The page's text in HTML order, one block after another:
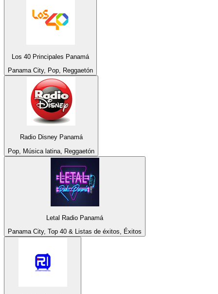
Los 40 Principales Panamá
Panama City, Pop, Reggaetón
Radio Disney Panamá
Pop, Música latina, Reggaetón
Letal Radio Panamá
Panama City, Top 40 & Listas de éxitos, Éxitos